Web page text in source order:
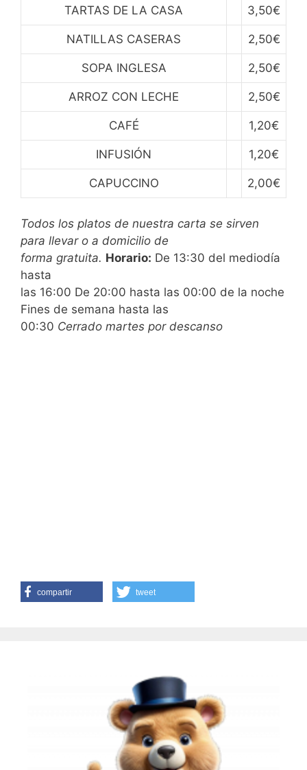
TARTAS DE LA CASA 3,50€
NATILLAS CASERAS 2,50€
SOPA INGLESA 2,50€
ARROZ CON LECHE 2,50€
CAFÉ 1,20€
INFUSIÓN 1,20€
CAPUCCINO 2,00€
Todos los platos de nuestra carta se sirven
para llevar o a domicilio de
forma gratuita. Horario: De 13:30 del mediodía
hasta
las 16:00 De 20:00 hasta las 00:00 de la noche
Fines de semana hasta las
00:30 Cerrado martes por descanso
compartir tweet